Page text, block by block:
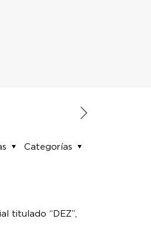
Categorías
titulado “DEZ”,